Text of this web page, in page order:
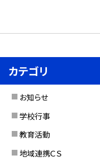
カテゴリ
お知らせ
学校行事
教育活動
地域連携ＣＳ